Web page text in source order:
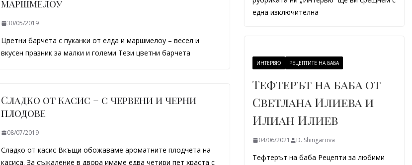
маршмелоу
30/05/2019
Цветни барчета с пуканки от елда и маршмелоу – весел и
вкусен празник за малки и големи Тези цветни барчета
Сладко от касис – с червени и черни
плодове
08/07/2019
Сладко от касис Вкъщи обожаваме ароматните плодчета на
касиса. За съжаление в двора имаме едва четири пет храста с
една изключителна
ИНТЕРВЮ РЕЦЕПТИТЕ НА БАБА
Тефтерът на баба от
Светлана Илиева и
Илиан Илиев
04/06/2021 D. Shingarova
Тефтерът на баба Рецепти за любими